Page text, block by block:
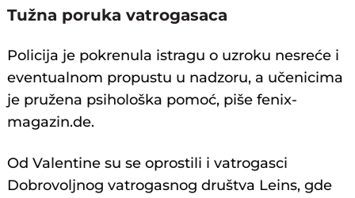
Tužna poruka vatrogasaca
Policija je pokrenula istragu o uzroku nesreće i
eventualnom propustu u nadzoru, a učenicima
je pružena psihološka pomoć, piše fenix-
magazin.de.
Od Valentine su se oprostili i vatrogasci
Dobrovoljnog vatrogasnog društva Leins, gde